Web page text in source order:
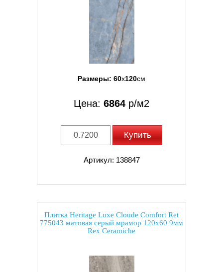
Размеры: 60x120см
Цена: 6864 р/м2
Купить
Артикул: 138847
Плитка Heritage Luxe Cloude Comfort Ret
775043 матовая серый мрамор 120x60 9мм
Rex Ceramiche